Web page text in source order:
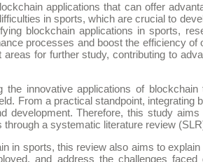
applications that can offer
in sports, which are crucial to
blockchain applications in sports,
processes and boost the efficiency of
for further study, contributing to
innovative applications of blockchain
From a practical standpoint, integrating
development. Therefore, this study
a systematic literature review
in sports, this review also aims to
and address the challenges faced